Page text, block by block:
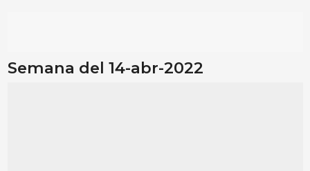
Semana del 14-abr-2022